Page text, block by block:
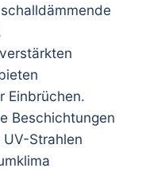
Einbrüchen.
Beschichtungen
Strahlen